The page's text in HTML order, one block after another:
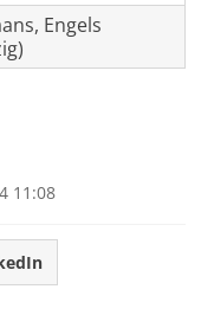
Engels
11:08